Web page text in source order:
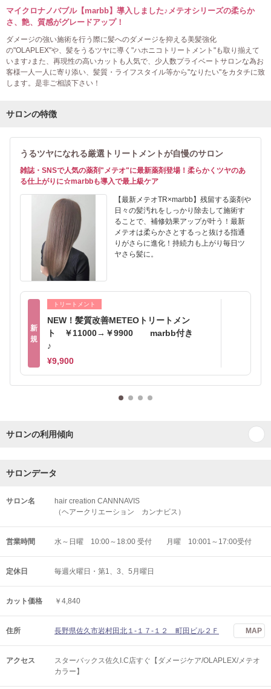
マイクロナノバブル【marbb】導入しました♪メテオシリーズの柔らか
さ、艶、質感がグレードアップ！
ダメージの強い施術を行う際に髪へのダメージを抑える美髪強化
の"OLAPLEX"や、髪をうるツヤに導く"ハホニコトリートメント"も取り揃えて
います♪また、再現性の高いカットも人気で、少人数プライベートサロンな為お
客様一人一人に寄り添い、髪質・ライフスタイル等から"なりたい"をカタチに致
します。是非ご相談下さい！
サロンの特徴
うるツヤになれる厳選トリートメントが自慢のサロン
雑誌・SNSで人気の薬剤"メテオ"に最新薬剤登場！柔らかくツヤのあ
る仕上がりに☆marbbも導入で最上級ケア
【最新メテオTR×marbb】残留する薬剤や
日々の髪汚れをしっかり除去して施術す
ることで、補修効果アップが叶う！最新
メテオは柔らかさとするっと抜ける指通
りがさらに進化！持続力も上がり毎日ツ
ヤさら髪に。
新
規
トリートメント
NEW！髪質改善METEOトリートメン
ト ￥11000→￥9900 marbb付き
♪
¥9,900
サロンの利用傾向
サロンデータ
サロン名
hair creation CANNNAVIS
（ヘアークリエーション カンナビス）
営業時間 水～日曜 10:00～18:00 受付 月曜 10:001～17:00受付
定休日 毎週火曜日・第1、3、5月曜日
カット価格 ￥4,840
住所 長野県佐久市岩村田北１‐１７‐１２ 町田ビル２Ｆ MAP
アクセス
スターバックス佐久I.C店すぐ【ダメージケア/OLAPLEX/メテオ
カラー】